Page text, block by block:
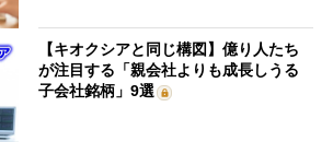
【キオクシアと同じ構図】億り人たち
が注目する「親会社よりも成長しうる
子会社銘柄」9選